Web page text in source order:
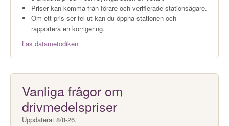
Priser kan komma från förare och verifierade stationsägare.
Om ett pris ser fel ut kan du öppna stationen och
rapportera en korrigering.
Läs datametodiken
Vanliga frågor om
drivmedelspriser
Uppdaterat 8/8-26.